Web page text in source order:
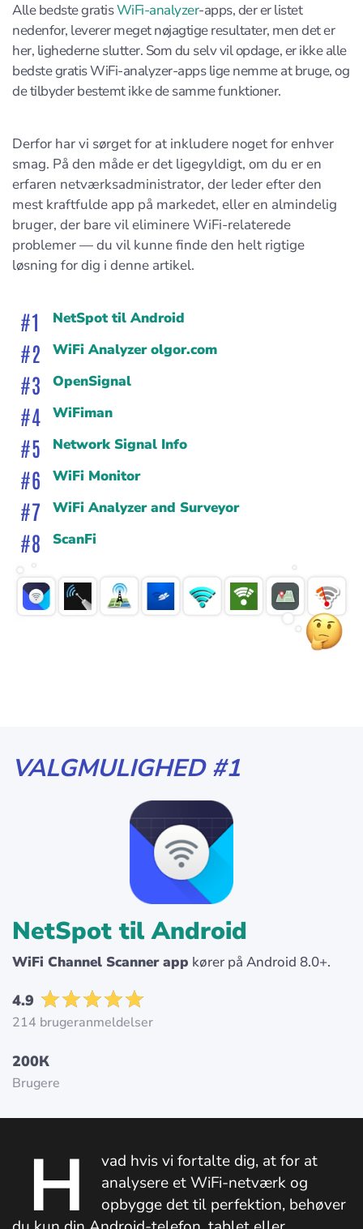
Alle bedste gratisWiFi-analyzer-apps, der er listet
nedenfor, leverer meget nøjagtige resultater, men det er
her, lighederne slutter. Som du selv vil opdage, er ikke alle
bedste gratis WiFi-analyzer-apps lige nemme at bruge, og
de tilbyder bestemt ikke de samme funktioner.
Derfor har vi sørget for at inkludere noget for enhver
smag. På den måde er det ligegyldigt, om du er en
erfaren netværksadministrator, der leder efter den
mest kraftfulde app på markedet, eller en almindelig
bruger, der bare vil eliminere WiFi-relaterede
problemer — du vil kunne finde den helt rigtige
løsning for dig i denne artikel.
NetSpot til Android
WiFi Analyzer olgor.com
OpenSignal
WiFiman
Network Signal Info
WiFi Monitor
WiFi Analyzer and Surveyor
ScanFi
VALGMULIGHED #1
NetSpot til Android
WiFi Channel Scanner app kører på Android 8.0+.
4.9
214 brugeranmeldelser
200К
Brugere
H
vad hvis vi fortalte dig, at for at
analysere et WiFi-netværk og
opbygge det til perfektion, behøver